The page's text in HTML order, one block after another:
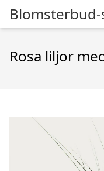
Rosa liljor